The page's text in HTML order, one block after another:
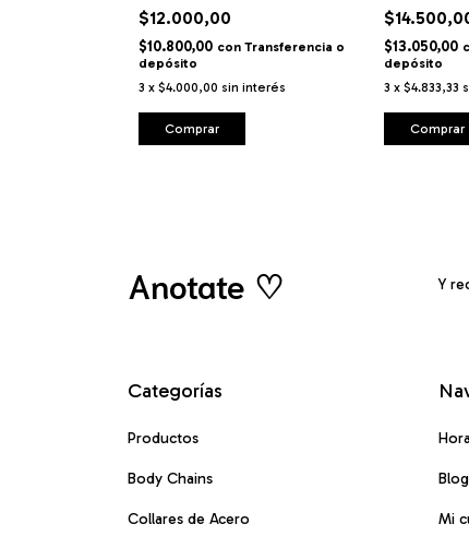
$12.000,00
$10.800,00 con Transferencia o
depósito
3 x $4.000,00 sin interés
Comprar
$13.050,00
depósito
3 x $4.833,33
Comprar
Anotate ♡ Y
Categorías
Productos
Body Chains
Collares de Acero
Blog
Mi